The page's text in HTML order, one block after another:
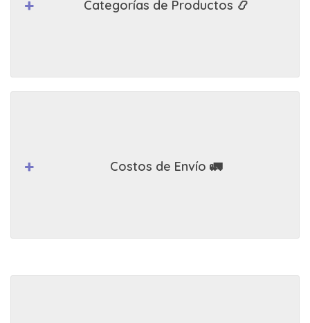
Categorías de Productos 📿
Costos de Envío 🚛